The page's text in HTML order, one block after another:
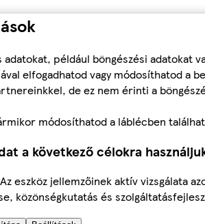
például böngészési adatokat
elfogadhatod vagy módosíthatod a
de ez nem érinti a
módosíthatod a láblécben
a következő célokra
eszköz jellemzőinek aktív
közönségkutatás és